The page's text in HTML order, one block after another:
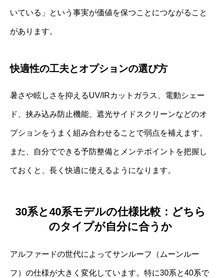
いている」という事実が価値を保つことにつながること
があります。
快適性の工夫とオプションの選び方
暑さや眩しさを抑えるUV/IRカットガラス、電動シェー
ド、挟み込み防止機能、遮光サイドスクリーンなどのオ
プションをうまく組み合わせることで弱点を補えます。
また、自分でできる予防整備とメンテポイントを把握し
ておくと、長く快適に使えるようになります。
30系と40系モデルの仕様比較：どちら
のタイプが自分に合うか
アルファードの世代によってサンルーフ（ムーンルー
フ）の仕様が大きく変化しています。特に30系と40系で